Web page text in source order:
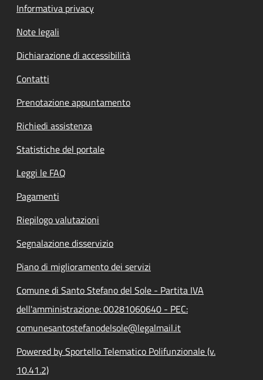
Informativa privacy
Note legali
Dichiarazione di accessibilità
Contatti
Prenotazione appuntamento
Richiedi assistenza
Statistiche del portale
Leggi le FAQ
Pagamenti
Riepilogo valutazioni
Segnalazione disservizio
Piano di miglioramento dei servizi
Comune di Santo Stefano del Sole - Partita IVA
dell'amministrazione: 00281060640 - PEC:
comunesantostefanodelsole@legalmail.it
Powered by Sportello Telematico Polifunzionale (v.
10.41.2)